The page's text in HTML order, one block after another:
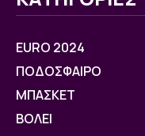
EURO 2024
ΠΟΔΟΣΦΑΙΡΟ
ΜΠΑΣΚΕΤ
ΒOΛΕΙ